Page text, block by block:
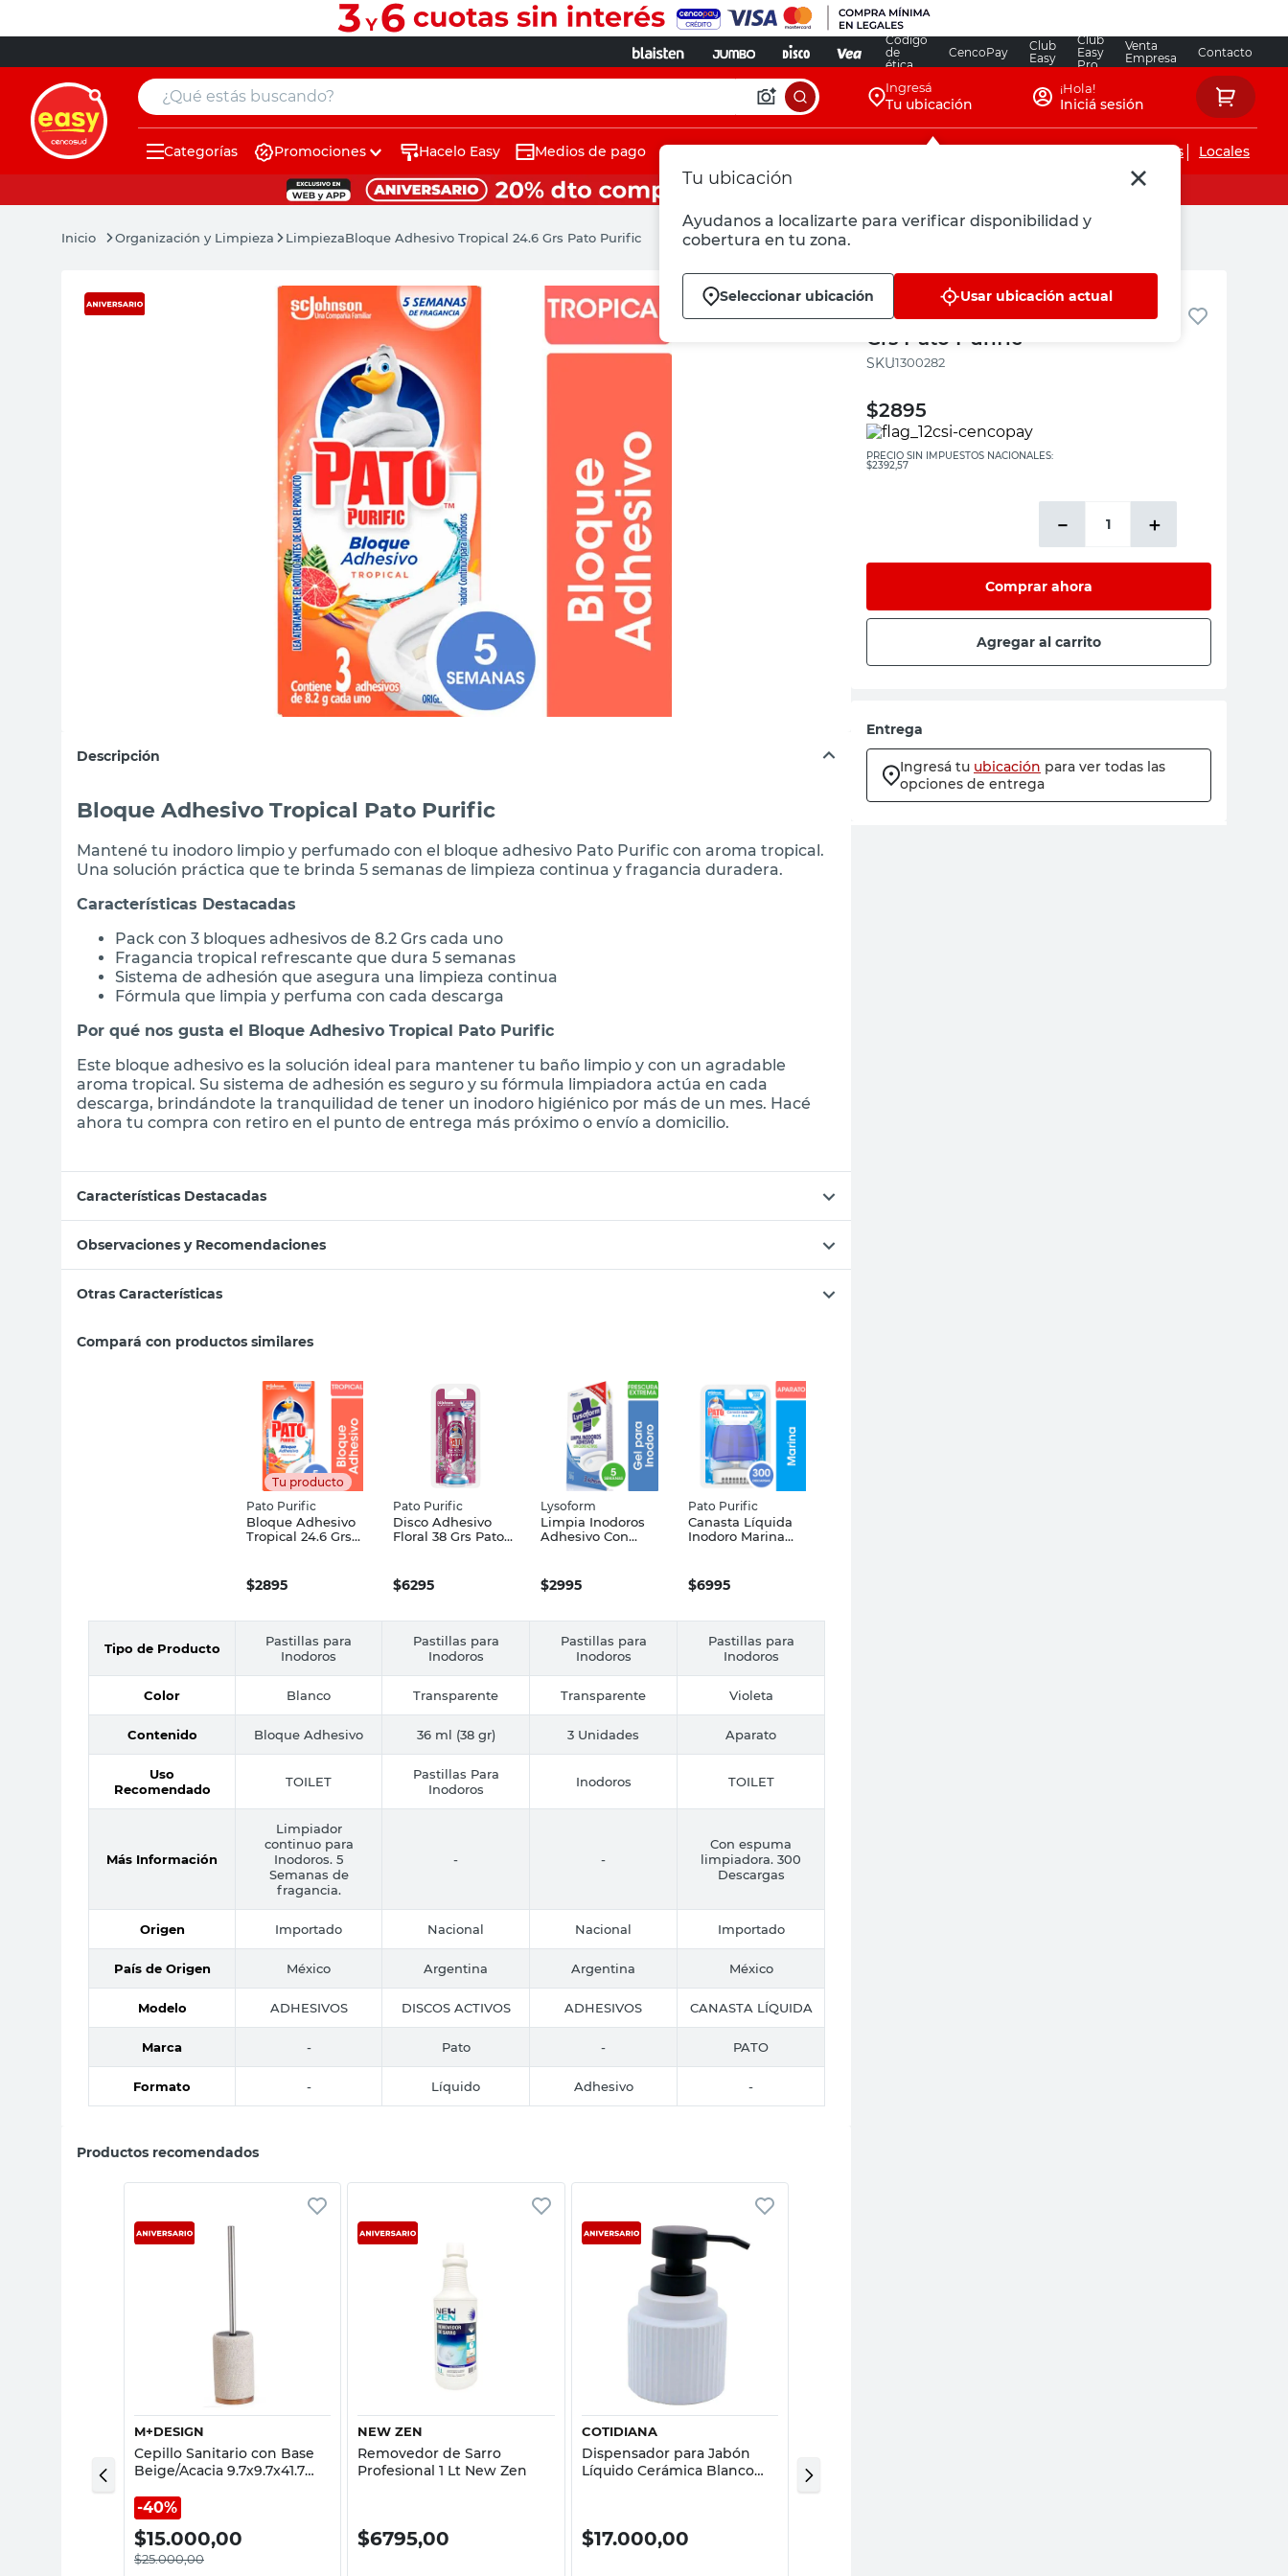
Código
de
ética
CencoPay
Club
Easy
Club
Easy
Pro
Venta
Empresa
Contacto
¿Qué estás buscando? Ingresá
Tu ubicación
Tu ubicación
Ayudanos a localizarte para verificar disponibilidad y
cobertura en tu zona.
Seleccionar ubicación Usar ubicación actual
¡Hola!
Iniciá sesión
Categorías Promociones Hacelo Easy Medios de pago Servicios de instalaciones Locales
Organización y Limpieza LimpiezaBloque Adhesivo Tropical 24.6 Grs Pato Purific
Descripción
Bloque Adhesivo Tropical Pato Purific
Mantené tu inodoro limpio y perfumado con el bloque adhesivo Pato Purific con aroma tropical.
Una solución práctica que te brinda 5 semanas de limpieza continua y fragancia duradera.
Características Destacadas
Pack con 3 bloques adhesivos de 8.2 Grs cada uno
Fragancia tropical refrescante que dura 5 semanas
Sistema de adhesión que asegura una limpieza continua
Fórmula que limpia y perfuma con cada descarga
Por qué nos gusta el Bloque Adhesivo Tropical Pato Purific
Este bloque adhesivo es la solución ideal para mantener tu baño limpio y con un agradable
aroma tropical. Su sistema de adhesión es seguro y su fórmula limpiadora actúa en cada
descarga, brindándote la tranquilidad de tener un inodoro higiénico por más de un mes. Hacé
ahora tu compra con retiro en el punto de entrega más próximo o envío a domicilio.
Características Destacadas
Observaciones y Recomendaciones
Otras Características
Compará con productos similares
Tu producto
Pato Purific
Bloque Adhesivo
Tropical 24.6 Grs
$2895
Pato Purific
Disco Adhesivo
Floral 38 Grs Pato
$6295
Lysoform
Limpia Inodoros
Adhesivo Con
$2995
Pato Purific
Canasta Líquida
Inodoro Marina
Purific
$6995
Tipo de Producto
Pastillas para
Inodoros
Pastillas para
Inodoros
Pastillas para
Inodoros
Pastillas para
Inodoros
Color Blanco Transparente Transparente Violeta
Contenido Bloque Adhesivo 36 ml (38 gr) 3 Unidades Aparato
Uso
Recomendado
TOILET
Pastillas Para
Inodoros
Inodoros TOILET
Más Información
Limpiador
continuo para
Inodoros. 5
Semanas de
fragancia.
- -
Con espuma
limpiadora. 300
Descargas
Origen Importado Nacional Nacional Importado
País de Origen México Argentina Argentina México
Modelo ADHESIVOS DISCOS ACTIVOS ADHESIVOS CANASTA LÍQUIDA
Marca - Pato - PATO
Formato - Líquido Adhesivo -
Productos recomendados
Vista rápida
M+DESIGN
Cepillo Sanitario con Base
Beige/Acacia 9.7x9.7x41.7
40%
$15.000,00
$25.000,00
Vista rápida
NEW ZEN
Removedor de Sarro
Profesional 1 Lt New Zen
$6795,00
COTIDIANA
Dispensador para Jabón
Líquido Cerámica Blanco
$17.000,00
Inodoro 500 Ml Lysoform
Pato Purific
Bloque Adhesivo Tropical 24.6
Grs Pato Purific
:1300282
$2895
PRECIO SIN IMPUESTOS NACIONALES:
$2392,57
＋
－
Comprar ahora
Agregar al carrito
Entrega
Ingresá tu ubicación para ver todas las
opciones de entrega
muebles